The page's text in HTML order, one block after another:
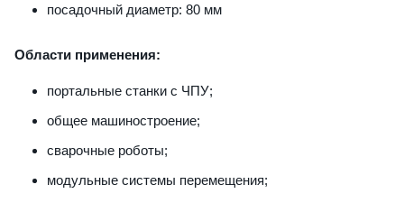
посадочный диаметр: 80 мм
Области применения:
портальные станки с ЧПУ;
общее машиностроение;
сварочные роботы;
модульные системы перемещения;